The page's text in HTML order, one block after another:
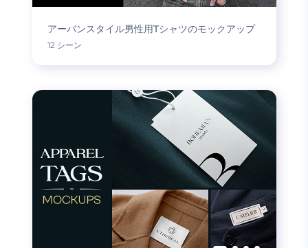
アーバンスタイル男性用Tシャツのモックアップ
12 シーン